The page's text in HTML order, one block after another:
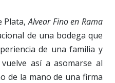
Plata,Alvear Fino en Rama
de una bodega que
de una familia y
así a asomarse al
de la mano de una firma